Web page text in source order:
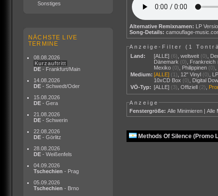
Sonstiges
NÄCHSTE LIVE
TERMINE
08.08.2026
Kurzauftritt
DE - Frankfurt/Main
14.08.2026
DE - Schwedt/Oder
15.08.2026
DE - Gera
21.08.2026
DE - Schwerin
22.08.2026
DE - Görlitz
28.08.2026
DE - Weißenfels
04.09.2026
Tschechien - Prag
05.09.2026
Tschechien - Brno
Alternative Remixnamen: LP
Song-Details: camouflage-
Anzeige-Filter ( 1
Land:
[ALLE] (6) ,weltweit (0)
Dänemark (0) Frankreich
Mexiko (0) Philippinen (0)
Medium: [ALLE] (1) 12" Vinyl (0)
10xCD Box (0)
Digital
VÖ-Typ: [ALLE] (3) ,Offiziell (2)
Anzeige
Fenstergröße: Alle Minimieren |Alle
Methods Of Silence (Promo